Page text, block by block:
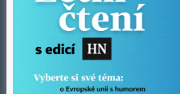
Autorská práva vykonává vydavatel.
zakázáno jakékoli užití částí nebo
jakýmkoli způsobem, mechanickým